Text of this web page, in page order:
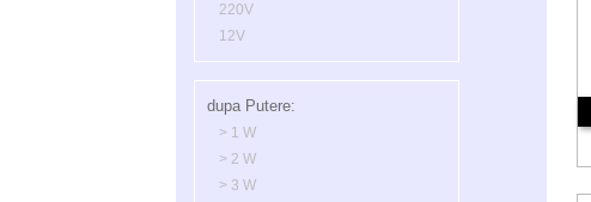
220V
12V
dupa Putere:
> 1 W
> 2 W
> 3 W